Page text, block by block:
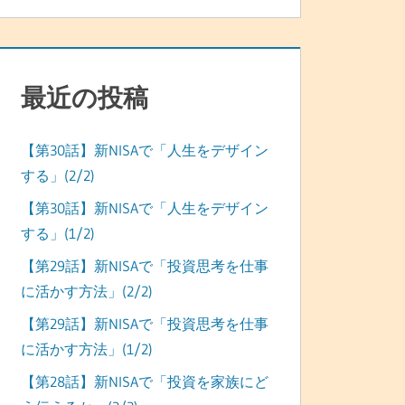
最近の投稿
【第30話】新NISAで「人生をデザイン
する」(2/2)
【第30話】新NISAで「人生をデザイン
する」(1/2)
【第29話】新NISAで「投資思考を仕事
に活かす方法」(2/2)
【第29話】新NISAで「投資思考を仕事
に活かす方法」(1/2)
【第28話】新NISAで「投資を家族にど